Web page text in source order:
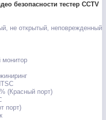
безопасности тестер CCTV
не открытый, неповрежденный
монитор
(Красный порт)
порт)